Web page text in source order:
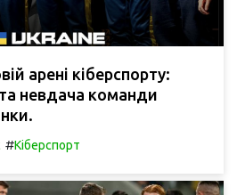
арені кіберспорту:
невдача команди
#Кіберспорт